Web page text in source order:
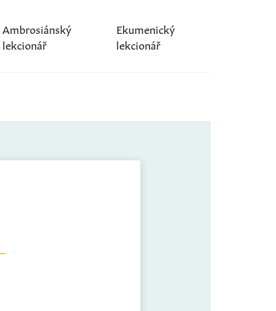
Ambrosiánský
lekcionář
Ekumenický
lekcionář